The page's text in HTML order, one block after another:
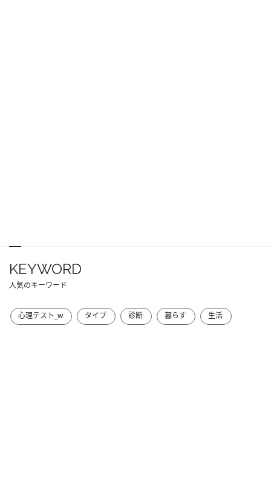
KEYWORD
人気のキーワード
心理テスト_w タイプ 診断 暮らす 生活